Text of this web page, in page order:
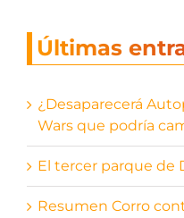
Últimas
¿Desaparecerá
Wars que podría
El tercer parque de
Resumen Corro